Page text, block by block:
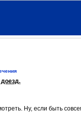
Ну, если быть